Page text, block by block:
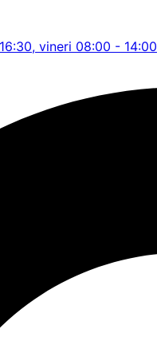
vineri 08:00 - 14:00